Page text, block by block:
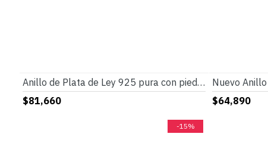
Anillo de Plata de Ley 925 pura con piedra turquesa Natural para hombre, anillo de sello con líneas de garra estampadas, anillo de fiesta Vintage, joyería fina
$81,660
$64,890
-15%